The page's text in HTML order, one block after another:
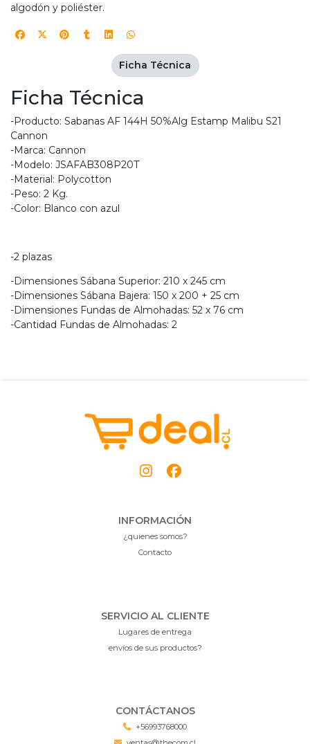
algodón y poliéster.
Ficha Técnica
-Producto: Sabanas AF 144H 50%Alg Estamp Malibu S21
Cannon
-Marca: Cannon
-Modelo: JSAFAB308P20T
-Material: Polycotton
-Peso: 2 Kg.
-Color: Blanco con azul
-2 plazas
-Dimensiones Sábana Superior: 210 x 245 cm
-Dimensiones Sábana Bajera: 150 x 200 + 25 cm
-Dimensiones Fundas de Almohadas: 52 x 76 cm
-Cantidad Fundas de Almohadas: 2
Ficha Técnica
INFORMACIÓN
¿quienes somos?
Contacto
SERVICIO AL CLIENTE
Lugares de entrega
envíos de sus productos?
CONTÁCTANOS
+56993768000